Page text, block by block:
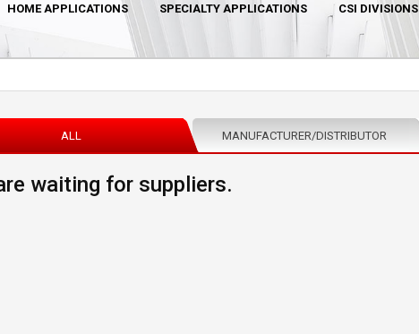
HOME APPLICATIONS SPECIALTY APPLICATIONS CSI DIVISIONS
ALL MANUFACTURER/DISTRIBUTOR
waiting for suppliers.